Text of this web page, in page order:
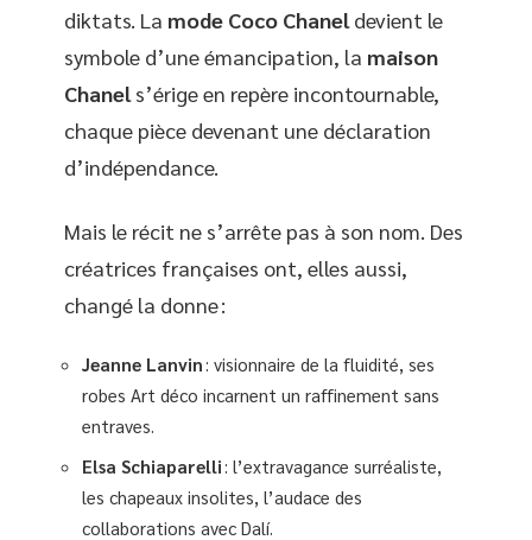
diktats. La mode Coco Chaneldevient le
symbole d’une émancipation, la maison
Chanels’érige en repère incontournable,
chaque pièce devenant une déclaration
d’indépendance.
Mais le récit ne s’arrête pas à son nom. Des
créatrices françaises ont, elles aussi,
changé la donne :
Jeanne Lanvin: visionnaire de la fluidité, ses
robes Art déco incarnent un raffinement sans
entraves.
Elsa Schiaparelli: l’extravagance surréaliste,
les chapeaux insolites, l’audace des
collaborations avec Dalí.